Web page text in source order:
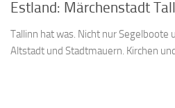
Estland: Märchenstadt
Tallinn hat was. Nicht nur Segelboote
Altstadt und Stadtmauern. Kirchen